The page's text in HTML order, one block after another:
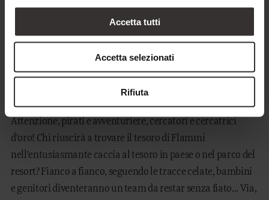
Accetta tutti
Accetta selezionati
Rifiuta
OCCHI ATTENTI ALLA CACCIA
Attenzione, pirati e avventuriere, cercatori e cercatrici
d'oro! Chi riuscirà a trovare il tesoro di Flammi
nell'entusiasmante caccia al tesoro in paese o nel parco del
resort? Fianco a fianco, seguendo le tracce celate, bambini
e genitori diventeranno un team da restar senza fiato... Via,